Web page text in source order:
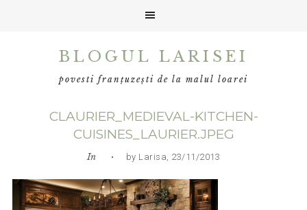
BLOGUL LARISEI
povesti franțuzești de la malul loarei
CLAURIER_MEDIEVAL-KITCHEN-
CUISINES_LAURIER.JPEG
In • by Larisa, 23/11/2013